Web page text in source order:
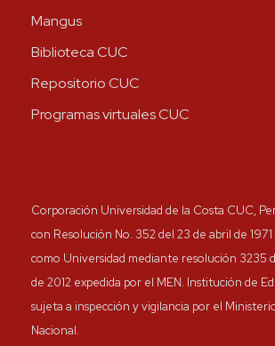
Mangus
Biblioteca CUC
Repositorio CUC
Programas virtuales CUC
Corporación Universidad de la Costa CUC,
con Resolución No. 352 del 23 de abril de
como Universidad mediante resolución 3235
de 2012 expedida por el MEN. Institución de
sujeta a inspección y vigilancia por el
Nacional.